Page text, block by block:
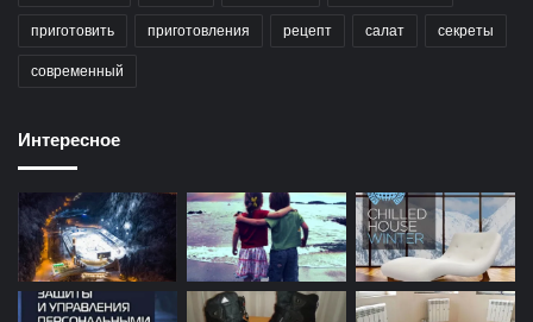
приготовить приготовления рецепт салат секреты
современный
Интересное